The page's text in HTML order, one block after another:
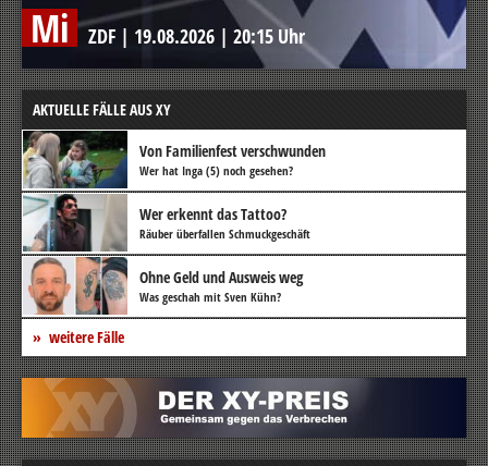
Mi ZDF | 19.08.2026 | 20:15 Uhr
AKTUELLE FÄLLE AUS XY
Von Familienfest verschwunden
Wer hat Inga (5) noch gesehen?
Wer erkennt das Tattoo?
Räuber überfallen Schmuckgeschäft
Ohne Geld und Ausweis weg
Was geschah mit Sven Kühn?
weitere Fälle